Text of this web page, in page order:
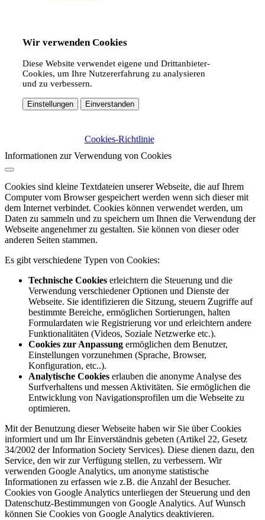
Wir verwenden Cookies
Diese Website verwendet eigene und Drittanbieter-
Cookies, um Ihre Nutzererfahrung zu analysieren
und zu verbessern.
Einstellungen Einverstanden
Cookies-Richtlinie
Informationen zur Verwendung von Cookies
Cookies sind kleine Textdateien unserer Webseite, die auf Ihrem
Computer vom Browser gespeichert werden wenn sich dieser mit
dem Internet verbindet. Cookies können verwendet werden, um
Daten zu sammeln und zu speichern um Ihnen die Verwendung der
Webseite angenehmer zu gestalten. Sie können von dieser oder
anderen Seiten stammen.
Es gibt verschiedene Typen von Cookies:
Technische Cookies erleichtern die Steuerung und die
Verwendung verschiedener Optionen und Dienste der
Webseite. Sie identifizieren die Sitzung, steuern Zugriffe auf
bestimmte Bereiche, ermöglichen Sortierungen, halten
Formulardaten wie Registrierung vor und erleichtern andere
Funktionalitäten (Videos, Soziale Netzwerke etc.).
Cookies zur Anpassung ermöglichen dem Benutzer,
Einstellungen vorzunehmen (Sprache, Browser,
Konfiguration, etc..).
Analytische Cookies erlauben die anonyme Analyse des
Surfverhaltens und messen Aktivitäten. Sie ermöglichen die
Entwicklung von Navigationsprofilen um die Webseite zu
optimieren.
Mit der Benutzung dieser Webseite haben wir Sie über Cookies
informiert und um Ihr Einverständnis gebeten (Artikel 22, Gesetz
34/2002 der Information Society Services). Diese dienen dazu, den
Service, den wir zur Verfügung stellen, zu verbessern. Wir
verwenden Google Analytics, um anonyme statistische
Informationen zu erfassen wie z.B. die Anzahl der Besucher.
Cookies von Google Analytics unterliegen der Steuerung und den
Datenschutz-Bestimmungen von Google Analytics. Auf Wunsch
können Sie Cookies von Google Analytics deaktivieren.